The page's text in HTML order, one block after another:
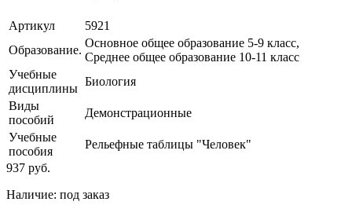
Артикул
5921
Образование.
Основное общее образование 5-9 класс,
Среднее общее образование 10-11 класс
Учебные
дисциплины
Биология
Виды
пособий
Демонстрационные
Учебные
пособия
Рельефные таблицы "Человек"
937 руб.
Наличие: под заказ